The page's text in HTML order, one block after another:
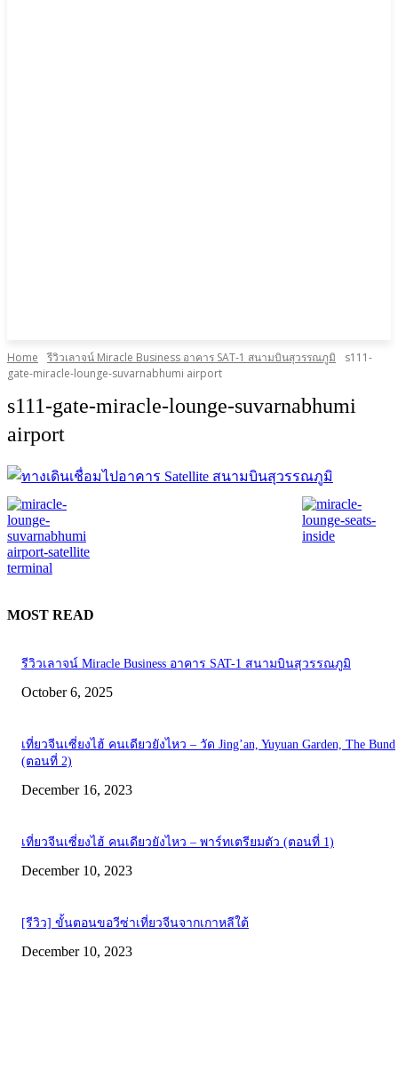
Home รีวิวเลาจน์ Miracle Business อาคาร SAT-1 สนามบินสุวรรณภูมิ
s111-
gate-miracle-lounge-suvarnabhumi airport
s111-gate-miracle-lounge-suvarnabhumi
airport
MOST READ
รีวิวเลาจน์ Miracle Business อาคาร SAT-1 สนามบินสุวรรณภูมิ
October 6, 2025
เที่ยวจีนเซี่ยงไฮ้ คนเดียวยังไหว – วัด Jing’an, Yuyuan Garden, The Bund
(ตอนที่ 2)
December 16, 2023
เที่ยวจีนเซี่ยงไฮ้ คนเดียวยังไหว – พาร์ทเตรียมตัว (ตอนที่ 1)
December 10, 2023
[รีวิว] ขั้นตอนขอวีซ่าเที่ยวจีนจากเกาหลีใต้
December 10, 2023